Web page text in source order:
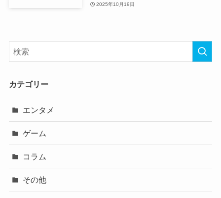
2025年10月19日
カテゴリー
エンタメ
ゲーム
コラム
その他